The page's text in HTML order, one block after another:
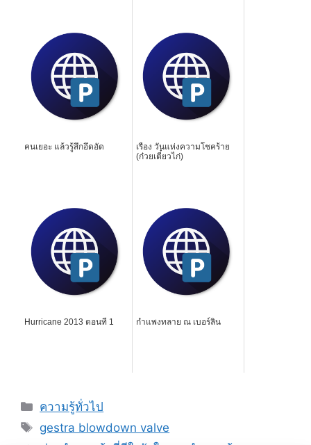
คนเยอะ แล้วรู้สึกอึดอัด
เรื่อง วันแห่งความโชคร้าย
(ก๋วยเตี๋ยวไก่)
Hurricane 2013 ตอนที่ 1 กำแพงทลาย ณ เบอร์ลิน
Categories
ความรู้ทั่วไป
Tags
gestra blowdown valve